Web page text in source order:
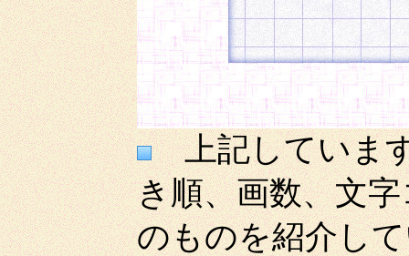
上記しています
き順、画数、文
のものを紹介し